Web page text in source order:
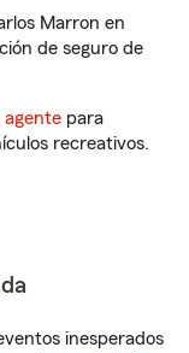
Marron en
de seguro de
agente para
recreativos.
inesperados